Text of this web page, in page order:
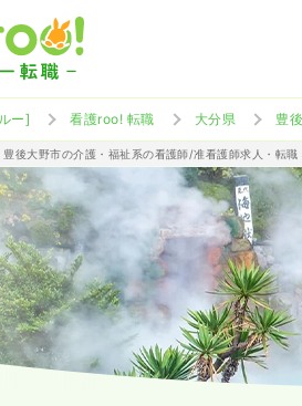
ー] 看護roo! 転職 大分県 豊
豊後大野市の介護・福祉系の看護師/准看護師求人・転職